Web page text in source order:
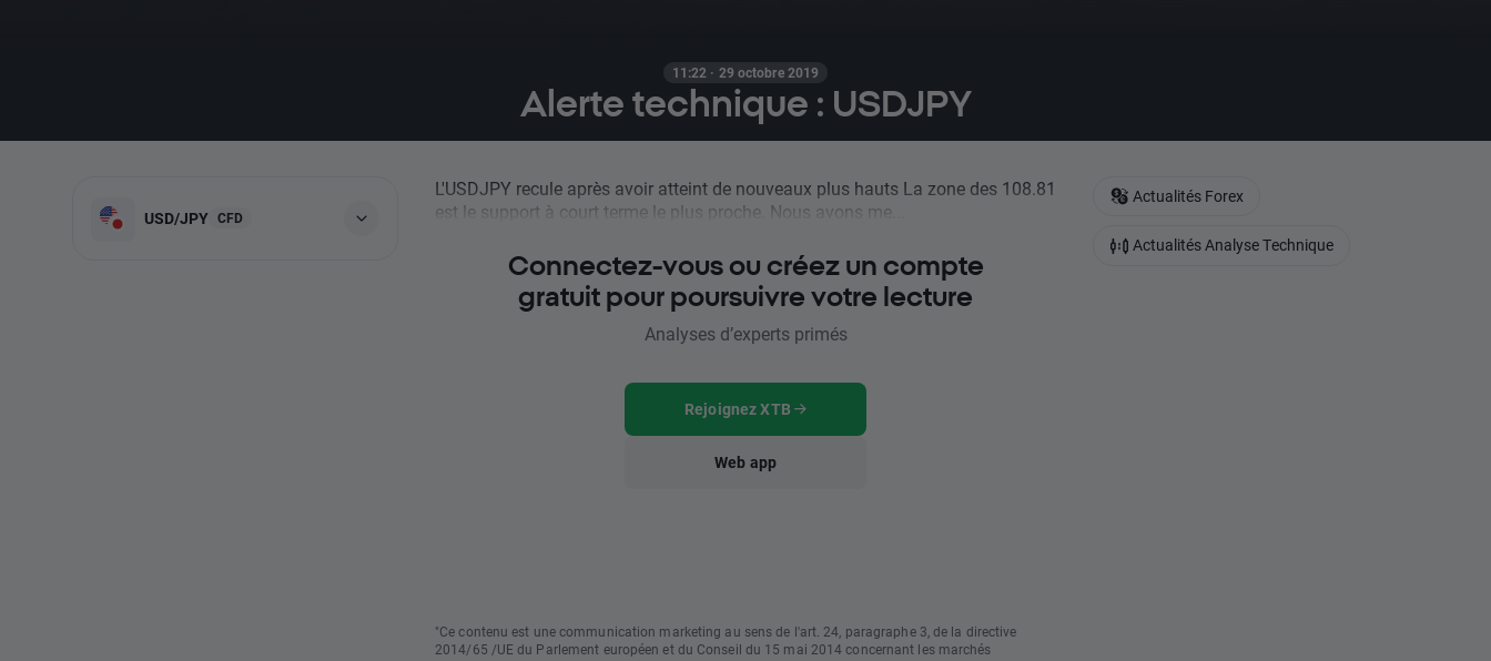
11:22 · 29 octobre 2019
Alerte technique : USDJPY
USD/JPY CFD
L'USDJPY recule après avoir atteint de nouveaux plus hauts La zone des 108.81
est le support à court terme le plus proche. Nous avons me...
Connectez-vous ou créez un compte
gratuit pour poursuivre votre lecture
Analyses d’experts primés
Rejoignez XTB
Web app
"Ce contenu est une communication marketing au sens de l'art. 24, paragraphe 3, de la directive
2014/65 /UE du Parlement européen et du Conseil du 15 mai 2014 concernant les marchés
Actualités Forex
Actualités Analyse Technique